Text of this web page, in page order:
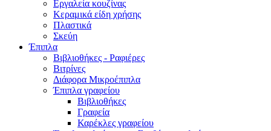
Εργαλεία κουζίνας
Κεραμικά είδη χρήσης
Πλαστικά
Σκεύη
Έπιπλα
Βιβλιοθήκες - Ραφιέρες
Βιτρίνες
Διάφορα Μικροέπιπλα
Έπιπλα γραφείου
Βιβλιοθήκες
Γραφεία
Καρέκλες γραφείου